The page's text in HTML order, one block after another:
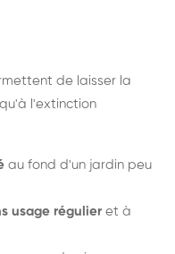
de laisser la
l'extinction
au fond d'un jardin peu
usage régulier et à